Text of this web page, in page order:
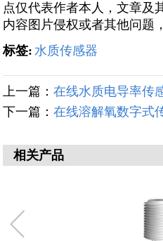
点仅代表作者本人，文章及
内容图片侵权或者其他问题
标签: 水质传感器
上一篇：在线水质电导率传
下一篇：在线溶解氧数字式
相关产品